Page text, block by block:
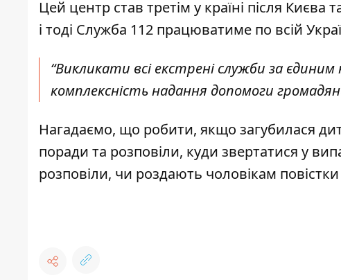
Цей центр став третім у країні після
і тоді Служба 112 працюватиме по всій
“Викликати всі екстрені служби за
комплексність надання допомоги
Нагадаємо, що робити, якщо загубилася
поради та розповіли, куди звертатися у
розповіли, чи роздають чоловікам